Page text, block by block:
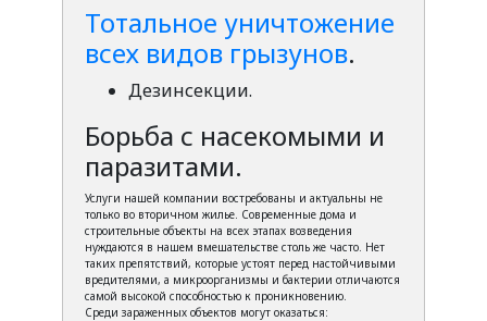
Тотальное уничтожение
всех видов грызунов.
Дезинсекции.
Борьба с насекомыми и
паразитами.
Услуги нашей компании востребованы и актуальны не
только во вторичном жилье. Современные дома и
строительные объекты на всех этапах возведения
нуждаются в нашем вмешательстве столь же часто. Нет
таких препятствий, которые устоят перед настойчивыми
вредителями, а микроорганизмы и бактерии отличаются
самой высокой способностью к проникновению.
Среди зараженных объектов могут оказаться: